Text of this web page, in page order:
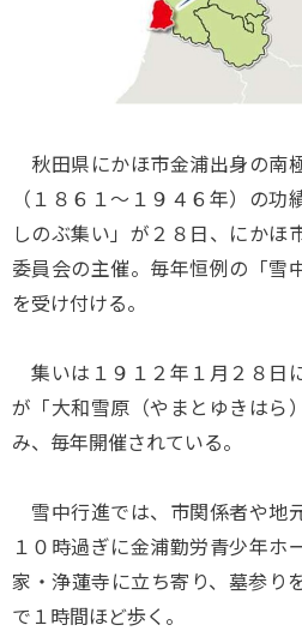
秋田県にかほ市金浦出身の南
（１８６１～１９４６年）の
しのぶ集い」が２８日、にかほ
委員会の主催。毎年恒例の「雪
を受け付ける。
集いは１９１２年１月２８日
が「大和雪原（やまとゆきはら
み、毎年開催されている。
雪中行進では、市関係者や地
１０時過ぎに金浦勤労青少年ホ
家・浄蓮寺に立ち寄り、墓参り
で１時間ほど歩く。